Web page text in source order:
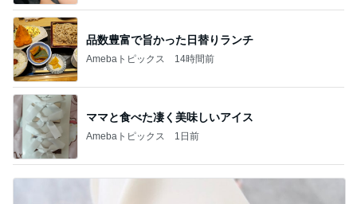
品数豊富で旨かった日替りランチ
Amebaトピックス 14時間前
ママと食べた凄く美味しいアイス
Amebaトピックス 1日前